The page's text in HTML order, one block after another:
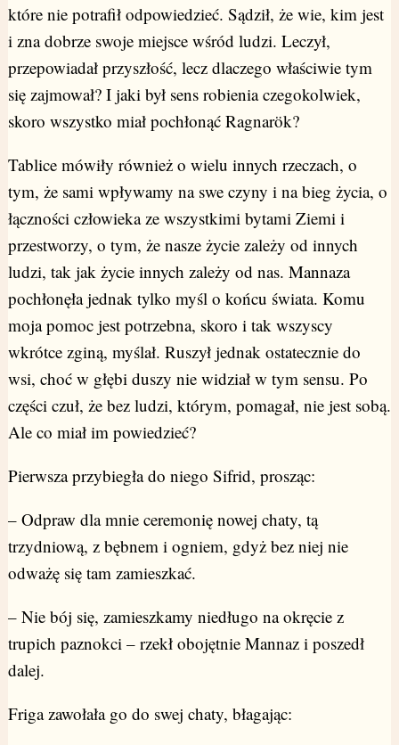
które nie potrafił odpowiedzieć. Sądził, że wie, kim jest
i zna dobrze swoje miejsce wśród ludzi. Leczył,
przepowiadał przyszłość, lecz dlaczego właściwie tym
się zajmował? I jaki był sens robienia czegokolwiek,
skoro wszystko miał pochłonąć Ragnarök?
Tablice mówiły również o wielu innych rzeczach, o
tym, że sami wpływamy na swe czyny i na bieg życia, o
łączności człowieka ze wszystkimi bytami Ziemi i
przestworzy, o tym, że nasze życie zależy od innych
ludzi, tak jak życie innych zależy od nas. Mannaza
pochłonęła jednak tylko myśl o końcu świata. Komu
moja pomoc jest potrzebna, skoro i tak wszyscy
wkrótce zginą, myślał. Ruszył jednak ostatecznie do
wsi, choć w głębi duszy nie widział w tym sensu. Po
części czuł, że bez ludzi, którym, pomagał, nie jest sobą.
Ale co miał im powiedzieć?
Pierwsza przybiegła do niego Sifrid, prosząc:
– Odpraw dla mnie ceremonię nowej chaty, tą
trzydniową, z bębnem i ogniem, gdyż bez niej nie
odważę się tam zamieszkać.
– Nie bój się, zamieszkamy niedługo na okręcie z
trupich paznokci – rzekł obojętnie Mannaz i poszedł
dalej.
Friga zawołała go do swej chaty, błagając: